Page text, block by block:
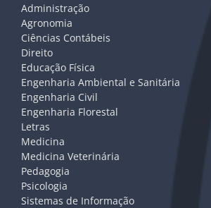
Administração
Agronomia
Ciências Contábeis
Direito
Educação Física
Engenharia Ambiental e Sanitária
Engenharia Civil
Engenharia Florestal
Letras
Medicina
Medicina Veterinária
Pedagogia
Psicologia
Sistemas de Informação